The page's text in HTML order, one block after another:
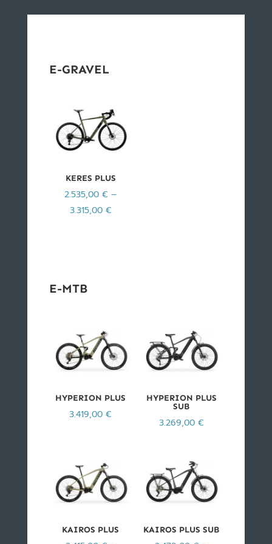
E-GRAVEL
KERES PLUS
2.535,00€ –
3.315,00 €
E-MTB
HYPERION PLUS
3.419,00€
HYPERION PLUS
SUB
3.269,00 €
KAIROS PLUS KAIROS PLUS SUB